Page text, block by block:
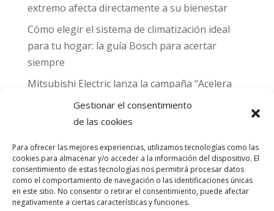
Gestionar el consentimiento
de las cookies
Para ofrecer las mejores experiencias, utilizamos tecnologías como las
cookies para almacenar y/o acceder a la información del dispositivo. El
consentimiento de estas tecnologías nos permitirá procesar datos
como el comportamiento de navegación o las identificaciones únicas
en este sitio. No consentir o retirar el consentimiento, puede afectar
negativamente a ciertas características y funciones.
extremo afecta directamente a su bienestar
Cómo elegir el sistema de climatización ideal
para tu hogar: la guía Bosch para acertar
siempre
Mitsubishi Electric lanza la campaña “Acelera
hacia MADRID 2026” y premia con entradas
para el Gran Premio de Fórmula 1 de Madrid
sello CO₂ Nulo: confort real, salud y
descarbonización en una sola vivienda